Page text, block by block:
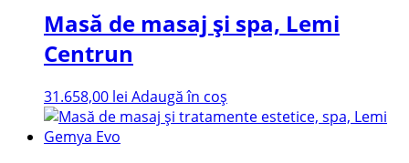
Masă de masaj și spa, Lemi
Centrun
31.658,00 lei Adaugă în coș